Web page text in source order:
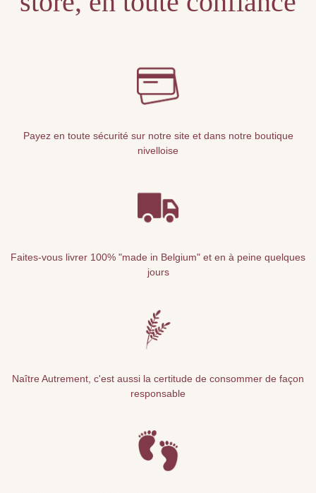
Payez en toute sécurité sur notre site et dans notre boutique
nivelloise
Faites-vous livrer 100% "made in Belgium" et en à peine quelques
jours
Naître Autrement, c'est aussi la certitude de consommer de façon
responsable